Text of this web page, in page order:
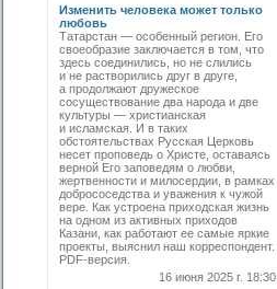
Изменить человека может только
любовь
Татарстан — особенный регион. Его
своеобразие заключается в том, что
здесь соединились, но не слились
и не растворились друг в друге,
а продолжают дружеское
сосуществование два народа и две
культуры — христианская
и исламская. И в таких
обстоятельствах Русская Церковь
несет проповедь о Христе, оставаясь
верной Его заповедям о любви,
жертвенности и милосердии, в рамках
добрососедства и уважения к чужой
вере. Как устроена приходская жизнь
на одном из активных приходов
Казани, как работают ее самые яркие
проекты, выяснил наш корреспондент.
PDF-версия.
16 июня 2025 г. 18:30